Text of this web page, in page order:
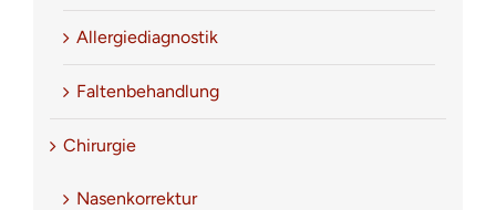
Allergiediagnostik
Faltenbehandlung
Chirurgie
Nasenkorrektur